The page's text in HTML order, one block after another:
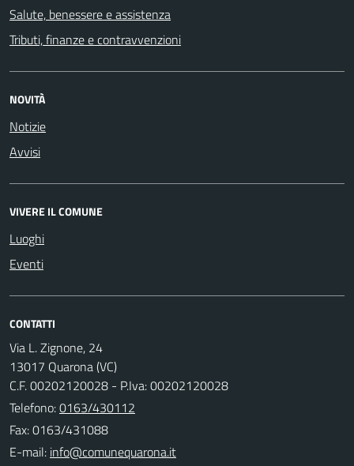
Salute, benessere e assistenza
Tributi, finanze e contravvenzioni
NOVITÀ
Notizie
Avvisi
VIVERE IL COMUNE
Luoghi
Eventi
CONTATTI
Via L. Zignone, 24
13017 Quarona (VC)
C.F. 00202120028 - P.Iva: 00202120028
Telefono:0163/430112
Fax: 0163/431088
E-mail: